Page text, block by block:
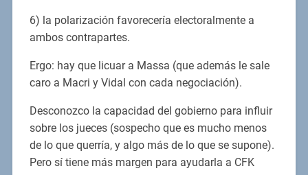
6) la polarización favorecería electoralmente a
ambos contrapartes.
Ergo: hay que licuar a Massa (que además le sale
caro a Macri y Vidal con cada negociación).
Desconozco la capacidad del gobierno para influir
sobre los jueces (sospecho que es mucho menos
de lo que querría, y algo más de lo que se supone).
Pero sí tiene más margen para ayudarla a CFK